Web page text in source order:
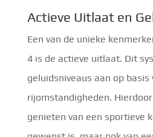
Actieve Uitlaat en
Een van de unieke
4 is de actieve uitlaat. Dit
geluidsniveaus aan op basis
rijomstandigheden.
genieten van een sportieve